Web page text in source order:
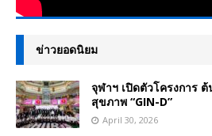
ข่าวยอดนิยม
จุฬาฯ เปิดตัวโครงการ
สุขภาพ “GIN-D”
April 30, 2026